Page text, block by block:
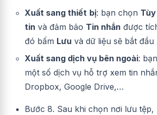
Xuất sang thiết bị: bạn chọn
tin và đảm bảo Tin nhắn được
đó bấm Lưu và dữ liệu sẽ bắt đầu
Xuất sang dịch vụ bên ngoài:
một số dịch vụ hỗ trợ xem tin
Dropbox, Google Drive,…
Bước 8. Sau khi chọn nơi lưu tệp,